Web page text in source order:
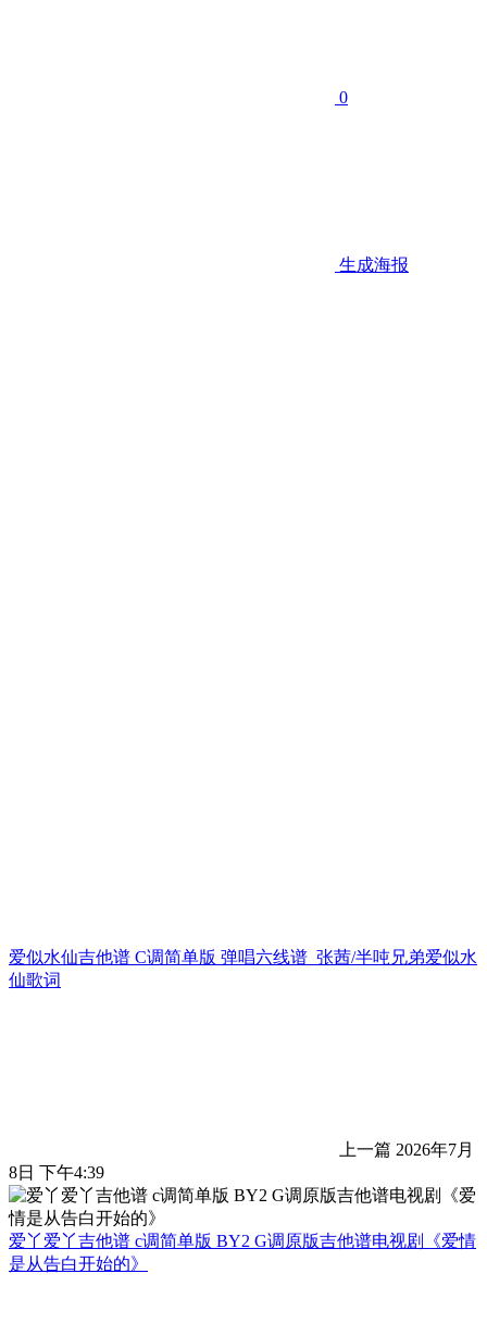
0
生成海报
爱似水仙吉他谱 C调简单版 弹唱六线谱_张茜/半吨兄弟爱似水
仙歌词
上一篇 2026年7月
8日 下午4:39
爱丫爱丫吉他谱 c调简单版 BY2 G调原版吉他谱电视剧《爱情
是从告白开始的》